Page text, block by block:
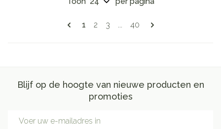
Pagina's
U lees momenteel pagina
1 Pagina
2 Pagina
3 ... Pagina
40
Blijf op de hoogte van nieuwe producten en
promoties